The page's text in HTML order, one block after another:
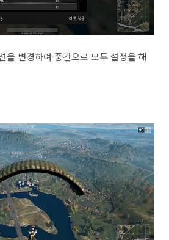
을 변경하여 중간으로 모두 설정을 해